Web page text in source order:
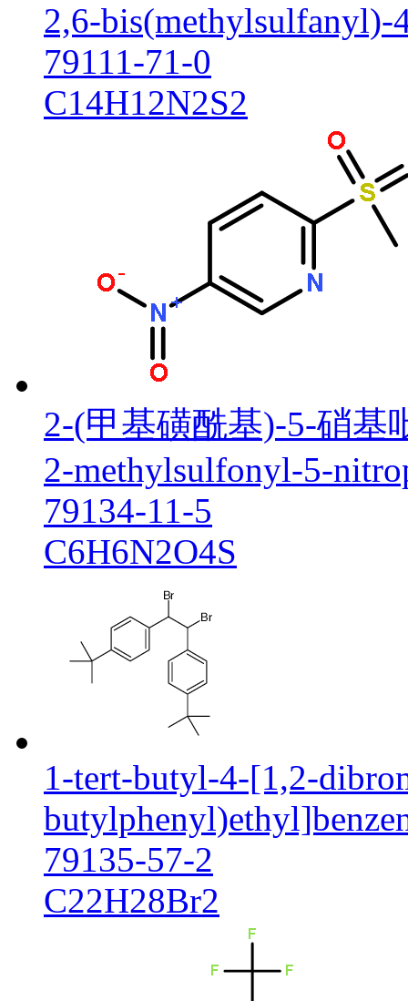
2,6-
79111-71-0
C14H12N2S2
2-(甲基磺酰基)-5-硝基
2-methylsulfonyl-5-
79134-11-5
C6H6N2O4S
1-tert-butyl-4-[1,2-
79135-57-2
C22H28Br2